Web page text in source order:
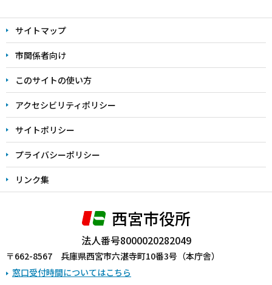
文
こ
こ
ま
サイトマップ
市関係者向け
このサイトの使い方
アクセシビリティポリシー
サイトポリシー
プライバシーポリシー
リンク集
西宮市役所
法人番号8000020282049
〒662-8567 兵庫県西宮市六湛寺町10番3号（本庁舎）
窓口受付時間についてはこちら